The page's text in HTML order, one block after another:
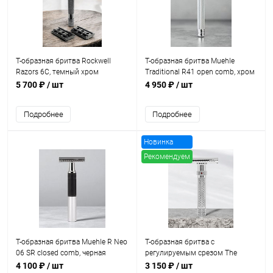
Т-образная бритва Rockwell
Razors 6C, темный хром
5 700 ₽/ шт
Подробнее
Т-образная бритва Muehle
Traditional R41 open comb, хром
4 950 ₽/ шт
Подробнее
Т-образная бритва Muehle R Neo
06 SR closed comb, черная
4 100 ₽/ шт
Новинка
Рекомендуем
Т-образная бритва с
регулируемым срезом The
Goodfellas' Smile Blazer
3 150 ₽/ шт